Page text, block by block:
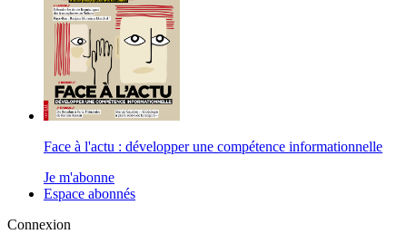
Face à l'actu : développer une compétence informationnelle
Je m'abonne
Espace abonnés
Connexion